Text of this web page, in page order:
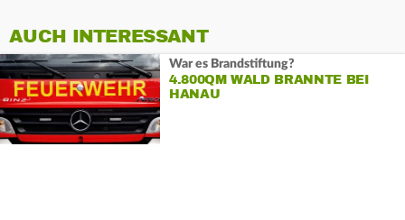
AUCH INTERESSANT
War es Brandstiftung?
4.800QM WALD BRANNTE BEI
HANAU